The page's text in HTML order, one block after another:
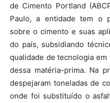
de Cimento Portland
Paulo, a entidade tem o
sobre o cimento e suas
do país, subsidiando
qualidade de tecnologia
dessa matéria-prima. Na
despejaram toneladas de
onde foi substituído o